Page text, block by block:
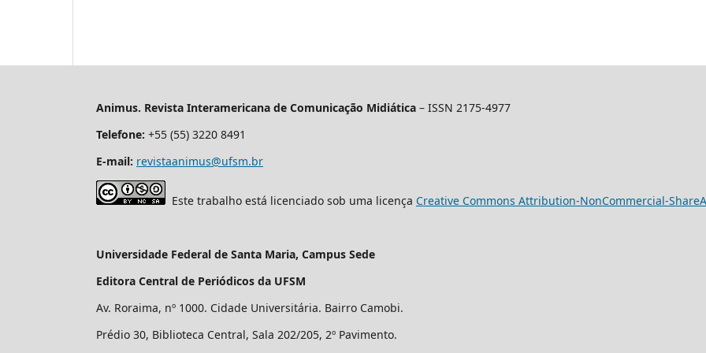
Animus. Revista Interamericana de Comunicação Midiática – ISSN 2175-4977
Telefone: +55 (55) 3220 8491
E-mail: revistaanimus@ufsm.br
Este trabalho está licenciado sob uma licença Creative Commons Attribution-NonCommercial-
Universidade Federal de Santa Maria, Campus Sede
Editora Central de Periódicos da UFSM
Av. Roraima, nº 1000. Cidade Universitária. Bairro Camobi.
Prédio 30, Biblioteca Central, Sala 202/205, 2º Pavimento.